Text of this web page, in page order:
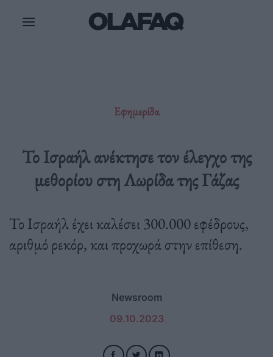
Εφημερίδα
Το Ισραήλ ανέκτησε τον έλεγχο της
μεθορίου στη Λωρίδα της Γάζας
Το Ισραήλ έχει καλέσει 300.000 εφέδρους,
αριθμό ρεκόρ, και προχωρά στην επίθεση.
Newsroom
09.10.2023